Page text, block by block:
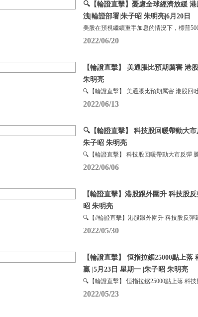
🔍【輪證直擊】憂慮全球經濟放緩
洩|輪證部署|朱子昭 朱明亮|6月20日
美股在預視繼續重手加息的情況下，標普
2022/06/20
【輪證直擊】 美通脹比預期厲害 港
朱明亮
🔍【輪證直擊】 美通脹比預期厲害 港股回
2022/06/13
🔍【輪證直擊】 科技股回暖帶動大
朱子昭 朱明亮
🔍【輪證直擊】 科技股回暖帶動大市反彈
2022/06/06
【輪證直擊】港股跟外圍升 科技股
昭 朱明亮
🔍【#輪證直擊】港股跟外圍升 科技股反彈
2022/05/30
【輪證直擊】 恒指拉鋸25000點上
贏 |5月23日 星期一 |朱子昭 朱明亮
🔍【輪證直擊】 恒指拉鋸25000點上落 科
2022/05/23